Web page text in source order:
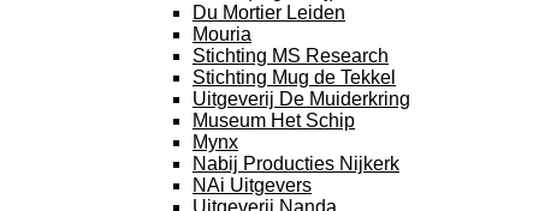
Du Mortier Leiden
Mouria
Stichting MS Research
Stichting Mug de Tekkel
Uitgeverij De Muiderkring
Museum Het Schip
Mynx
Nabij Producties Nijkerk
NAi Uitgevers
Uitgeverij Nanda